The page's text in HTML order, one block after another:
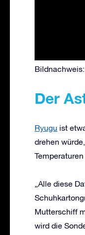
Der
Ryugu ist
drehen
„Alle diese
Mutterschiff
wird die